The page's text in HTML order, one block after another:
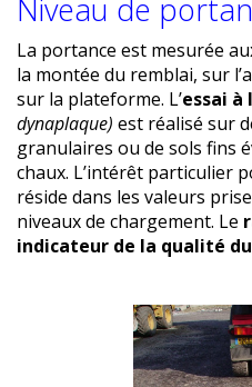
Niveau de
La portance est mesurée
la montée du remblai, sur
sur la plateforme. L’essai à
dynaplaque) est réalisé sur
granulaires ou de sols fins
chaux. L’intérêt particulier
réside dans les valeurs
niveaux de chargement. Le
indicateur de la qualité